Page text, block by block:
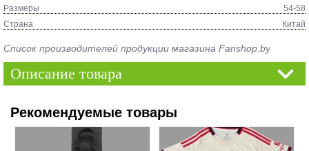
Размеры
54-58
Страна
Китай
Список производителей продукции магазина Fanshop.by
Описание товара
Рекомендуемые товары